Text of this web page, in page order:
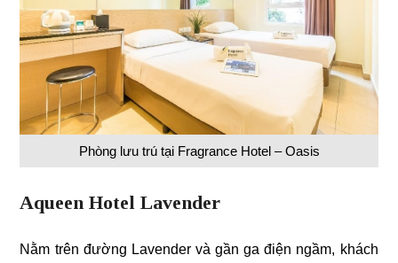
Phòng lưu trú tại Fragrance Hotel – Oasis
Aqueen Hotel Lavender
Nằm trên đường Lavender và gần ga điện ngầm, khách